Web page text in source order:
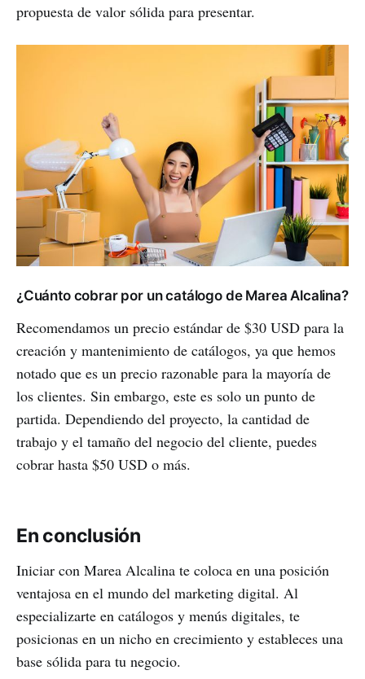
propuesta de valor sólida para presentar.
¿Cuánto cobrar por un catálogo de Marea Alcalina?
Recomendamos un precio estándar de $30 USD para la
creación y mantenimiento de catálogos, ya que hemos
notado que es un precio razonable para la mayoría de
los clientes. Sin embargo, este es solo un punto de
partida. Dependiendo del proyecto, la cantidad de
trabajo y el tamaño del negocio del cliente, puedes
cobrar hasta $50 USD o más.
En conclusión
Iniciar con Marea Alcalina te coloca en una posición
ventajosa en el mundo del marketing digital. Al
especializarte en catálogos y menús digitales, te
posicionas en un nicho en crecimiento y estableces una
base sólida para tu negocio.